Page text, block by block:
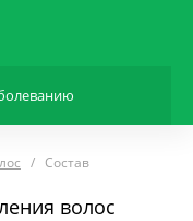
Состав
волос